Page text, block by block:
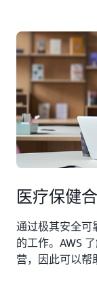
的条款与他们
医疗保健
通过极其安全可
的工作。AWS
营，因此可以帮